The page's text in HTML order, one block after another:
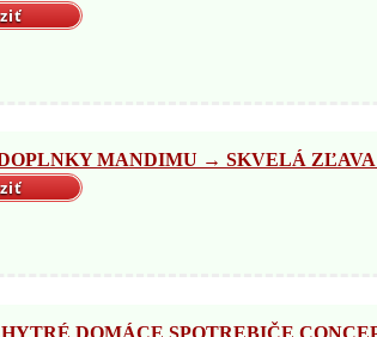
MANDIMU → SKVELÁ ZĽAVA
DOMÁCE SPOTREBIČE